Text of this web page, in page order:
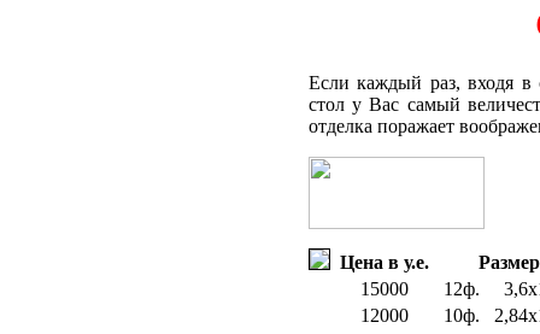
Если каждый раз, входя в
стол у Вас самый
отделка поражает
Цена в у.е.
Размер
15000
12ф.
12000
10ф.